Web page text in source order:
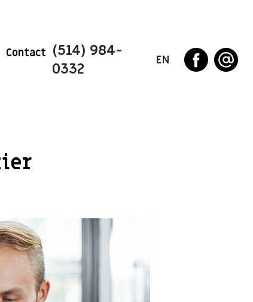
Contact (514) 984-
0332
EN